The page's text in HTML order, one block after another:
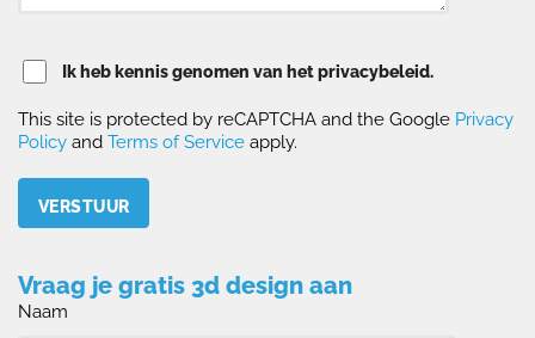
Ik heb kennis genomen van het privacybeleid.
This site is protected by reCAPTCHA and the Google Privacy
Policy and Terms of Service apply.
Vraag je gratis 3d design aan
Naam